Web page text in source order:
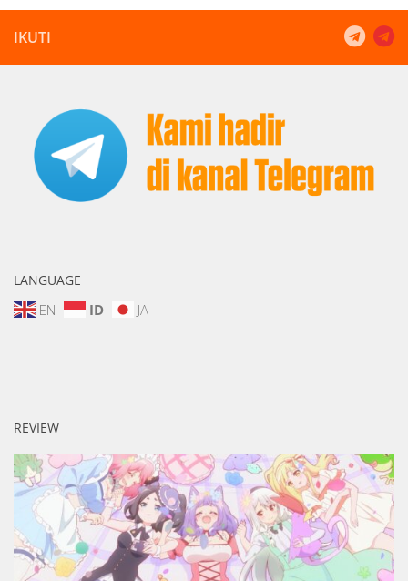
IKUTI
LANGUAGE
EN ID JA
REVIEW